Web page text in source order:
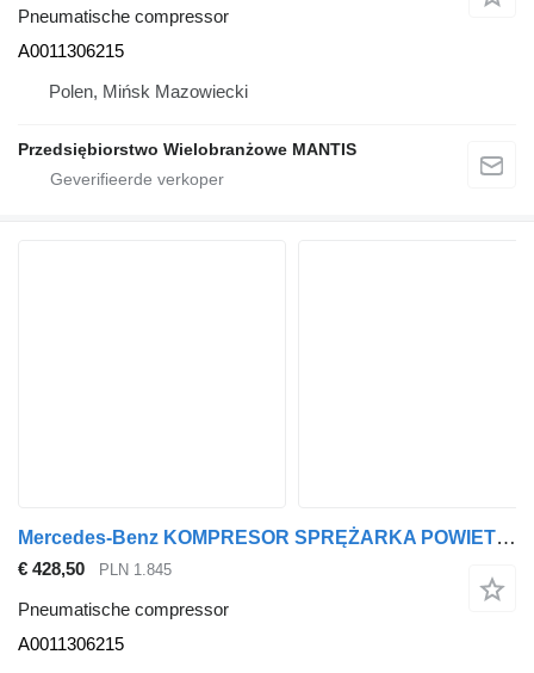
Pneumatische compressor
A0011306215
Polen, Mińsk Mazowiecki
Przedsiębiorstwo Wielobranżowe MANTIS
Mercedes-Benz KOMPRESOR SPRĘŻARKA POWIETRZA MERCEDES ACTROS MP4 VOITH A0011306 A0011306215 pneumatische compressor voor trekker
€ 428,50 PLN 1.845
Pneumatische compressor
A0011306215